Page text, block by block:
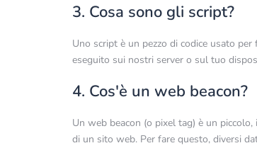
3. Cosa sono gli script?
Uno script è un pezzo di codice usato
eseguito sui nostri server o sul tuo
4. Cos'è un web beacon?
Un web beacon (o pixel tag) è un
di un sito web. Per fare questo, diversi